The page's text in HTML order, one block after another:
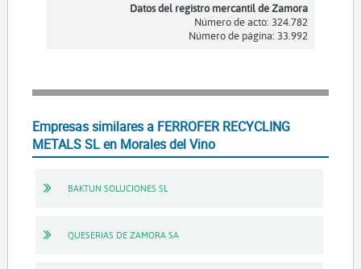
Datos del registro mercantil de Zamora
Número de acto: 324.782
Número de página: 33.992
Empresas similares a FERROFER RECYCLING
METALS SL en Morales del Vino
BAKTUN SOLUCIONES SL
QUESERIAS DE ZAMORA SA